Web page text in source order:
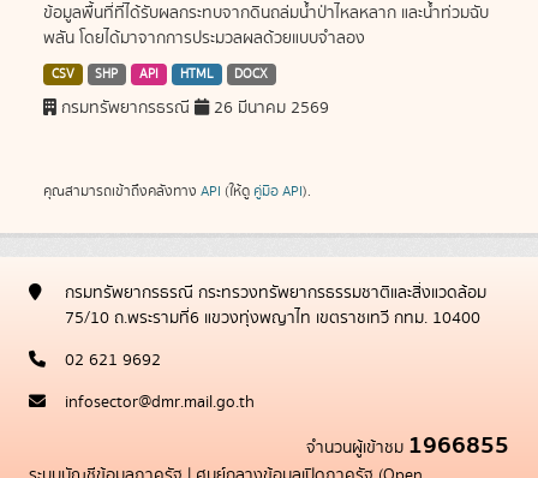
ข้อมูลพื้นที่ที่ได้รับผลกระทบจากดินถล่มน้ำป่าไหลหลาก และน้ำท่วมฉับ
พลัน โดยได้มาจากการประมวลผลด้วยแบบจำลอง
CSV SHP API HTML DOCX
กรมทรัพยากรธรณี 26 มีนาคม 2569
คุณสามารถเข้าถึงคลังทาง API (ให้ดู คู่มือ API).
กรมทรัพยากรธรณี กระทรวงทรัพยากรธรรมชาติและสิ่งแวดล้อม
75/10 ถ.พระรามที่6 แขวงทุ่งพญาไท เขตราชเทวี กทม. 10400
02 621 9692
infosector@dmr.mail.go.th
จำนวนผู้เข้าชม 1966855